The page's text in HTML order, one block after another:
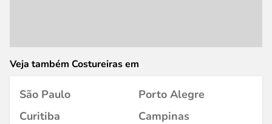
Veja também Costureiras em
São Paulo
Porto Alegre
Curitiba
Campinas